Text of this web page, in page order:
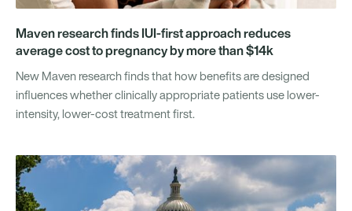
Maven research finds IUI-first approach reduces
average cost to pregnancy by more than $14k
New Maven research finds that how benefits are designed
influences whether clinically appropriate patients use lower-
intensity, lower-cost treatment first.